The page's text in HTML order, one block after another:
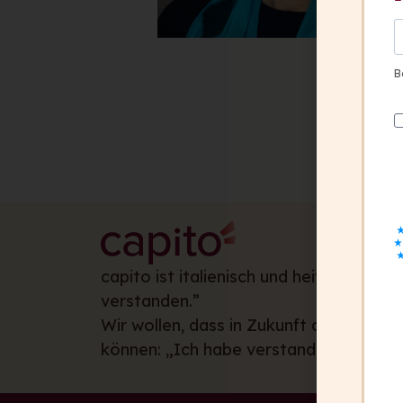
capito ist italienisch und heißt: „Ich
verstanden.”
Wir wollen, dass in Zukunft alle
können: „Ich habe verstanden.”